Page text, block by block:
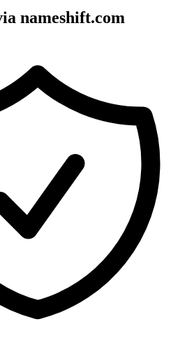
nameshift.com